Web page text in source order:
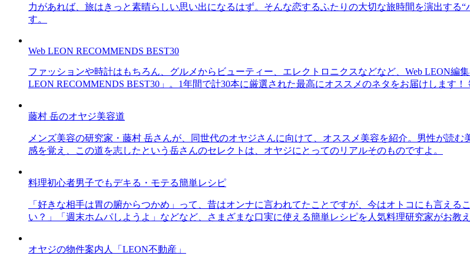
力があれば、旅はきっと素晴らしい思い出になるはず。そんな恋するふたりの大切な旅時間を演出する
す。
Web LEON RECOMMENDS BEST30
ファッションや時計はもちろん、グルメからビューティー、エレクトロニクスなどなど、Web LEON編
LEON RECOMMENDS BEST30」。1年間で計30本に厳選された最高にオススメのネタをお届けします！
藤村 岳のオヤジ美容道
メンズ美容の研究家・藤村 岳さんが、同世代のオヤジさんに向けて、オススメ美容を紹介。男性が読
感を覚え、この道を志したという岳さんのセレクトは、オヤジにとってのリアルそのものですよ。
料理初心者男子でもデキる・モテる簡単レシピ
「好きな相手は胃の腑からつかめ」って、昔はオンナに言われてたことですが、今はオトコにも言え
い？」「週末ホムパしようよ」などなど、さまざまな口実に使える簡単レシピを人気料理研究家がお教え
オヤジの物件案内人「LEON不動産」